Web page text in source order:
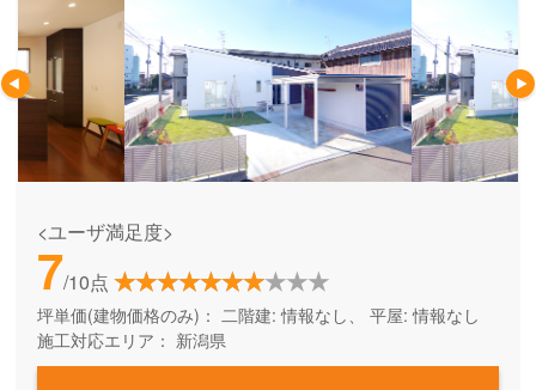
<ユーザ満足度>
7/10点
坪単価(建物価格のみ)： 二階建: 情報なし、 平屋: 情報なし
施工対応エリア： 新潟県